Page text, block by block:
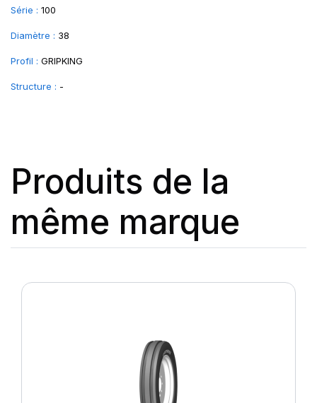
Série : 100
Diamètre : 38
Profil : GRIPKING
Structure : -
Produits de la
même marque